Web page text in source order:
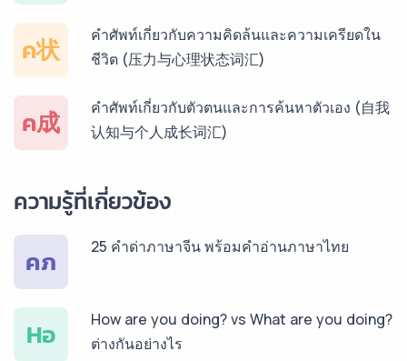
บริการรับแปลภาษาฝรั่งเศส ราคาเริ่มต้น 150฿
บริการรับแปลภาษาสเปน ราคาเริ่มต้น 150฿
บริการรับแปลภาษารัสเซีย ราคาเริ่มต้น 150฿
บริการรับแปลภาษาทั่วไทย ราคาเริ่มต้น 150฿
ค状
คำศัพท์เกี่ยวกับความคิดล้นและความเครียดใน
ชีวิต (压力与心理状态词汇)
ค成
คำศัพท์เกี่ยวกับตัวตนและการค้นหาตัวเอง (自我
认知与个人成长词汇)
ความรู้ที่เกี่ยวข้อง
คภ 25 คำด่าภาษาจีน พร้อมคำอ่านภาษาไทย
Hอ
How are you doing? vs What are you doing?
ต่างกันอย่างไร